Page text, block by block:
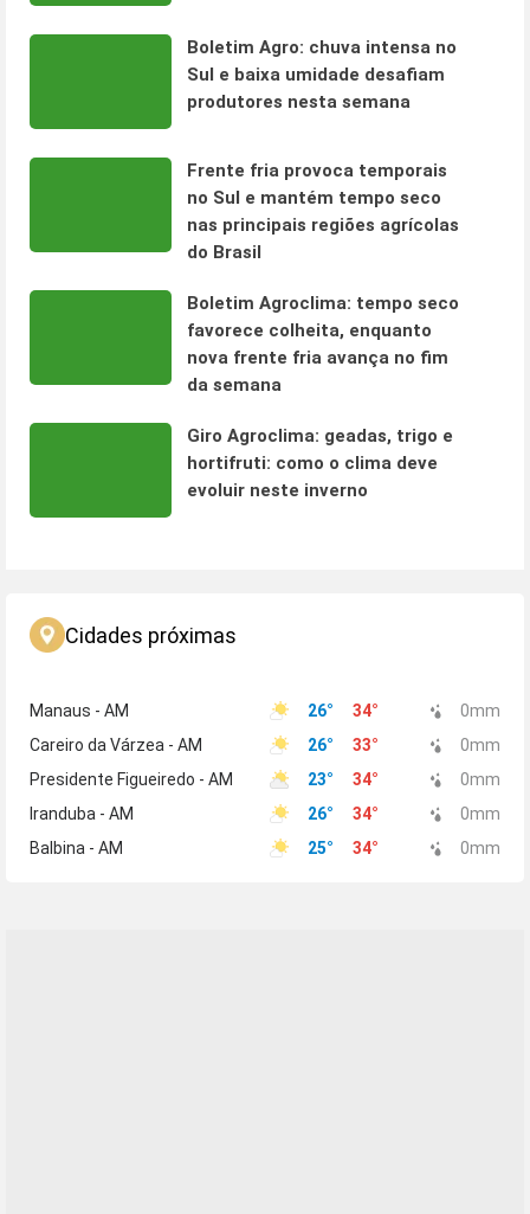
Boletim Agro: chuva intensa no
Sul e baixa umidade desafiam
produtores nesta semana
Frente fria provoca temporais
no Sul e mantém tempo seco
nas principais regiões agrícolas
do Brasil
Boletim Agroclima: tempo seco
favorece colheita, enquanto
nova frente fria avança no fim
da semana
Giro Agroclima: geadas, trigo e
hortifruti: como o clima deve
evoluir neste inverno
Cidades próximas
Manaus - AM 26° 34° 0mm
Careiro da Várzea - AM
26° 33° 0mm
Presidente Figueiredo - AM
23° 34° 0mm
Iranduba - AM
26° 34° 0mm
Balbina - AM
25° 34° 0mm